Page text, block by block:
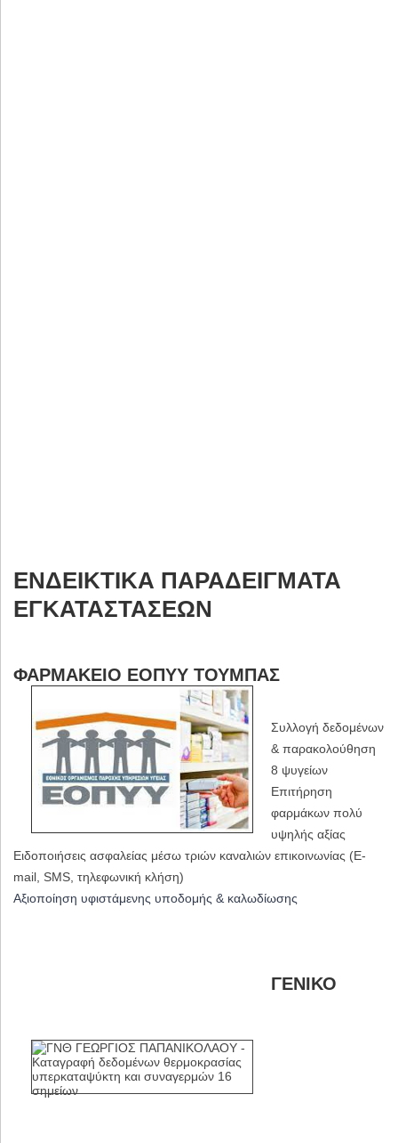
ΕΝΔΕΙΚΤΙΚΆ ΠΑΡΑΔΕΊΓΜΑΤΑ
ΕΓΚΑΤΑΣΤΆΣΕΩΝ
ΦΑΡΜΑΚΕΙΟ ΕΟΠΥΥ ΤΟΥΜΠΑΣ
Συλλογή δεδομένων
& παρακολούθηση
8 ψυγείων
Επιτήρηση
φαρμάκων πολύ
υψηλής αξίας
Ειδοποιήσεις ασφαλείας μέσω τριών καναλιών επικοινωνίας (E-
mail, SMS, τηλεφωνική κλήση)
Αξιοποίηση υφιστάμενης υποδομής & καλωδίωσης
ΓΕΝΙΚΟ